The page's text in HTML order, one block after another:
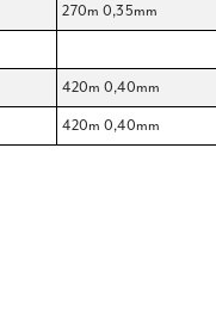
270m 0,35mm
420m 0,40mm
420m 0,40mm